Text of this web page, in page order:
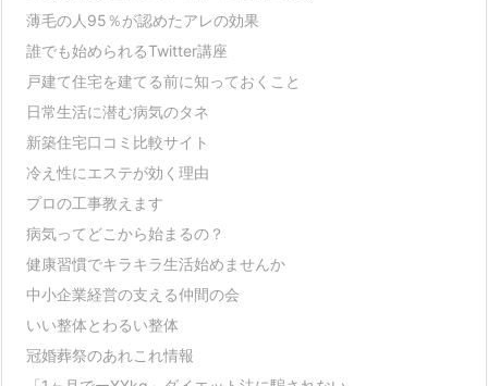
薄毛の人95％が認めたアレの効果
誰でも始められるTwitter講座
戸建て住宅を建てる前に知っておくこと
日常生活に潜む病気のタネ
新築住宅口コミ比較サイト
冷え性にエステが効く理由
プロの工事教えます
病気ってどこから始まるの？
健康習慣でキラキラ生活始めませんか
中小企業経営の支える仲間の会
いい整体とわるい整体
冠婚葬祭のあれこれ情報